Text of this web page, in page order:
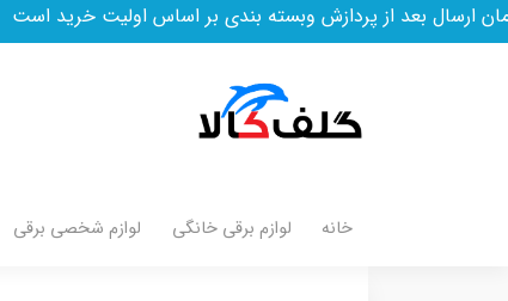
پردازش وبسته بندی بر اساس اولیت خرید است
خانه لوازم برقی خانگی لوازم شخصی برقی